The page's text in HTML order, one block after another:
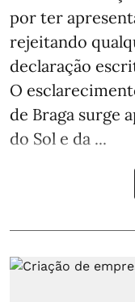
por ter
rejeitando
declaração
O
de Braga surge
do Sol e da ...